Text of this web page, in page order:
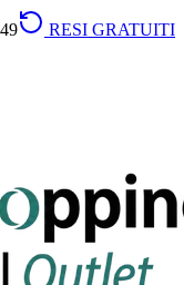
RESI GRATUITI